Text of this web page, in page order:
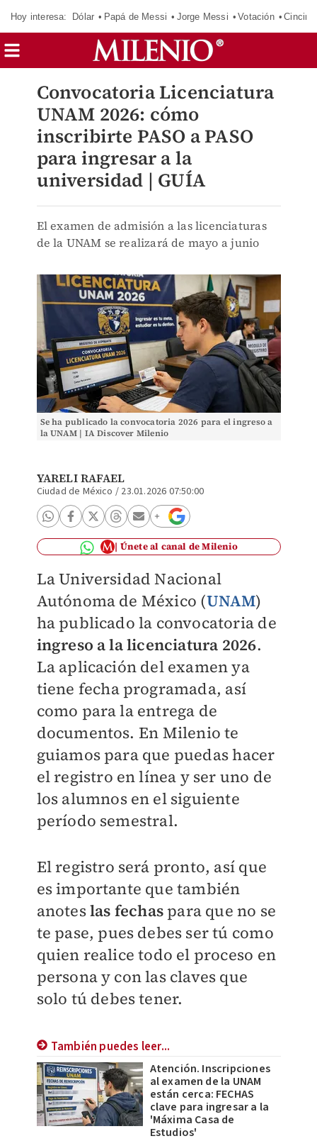
Hoy interesa: Dólar Papá de Messi Jorge Messi Votación
Convocatoria Licenciatura
UNAM 2026: cómo
inscribirte PASO a PASO
para ingresar a la
universidad | GUÍA
El examen de admisión a las licenciaturas
de la UNAM se realizará de mayo a junio
Se ha publicado la convocatoria 2026 para el ingreso a
la UNAM | IA Discover Milenio
YARELI RAFAEL
Ciudad de México / 23.01.2026 07:50:00
Únete al canal de Milenio
La Universidad Nacional
Autónoma de México (UNAM)
ha publicado la convocatoria de
ingreso a la licenciatura 2026.
La aplicación del examen ya
tiene fecha programada, así
como para la entrega de
documentos. En Mileniote
guiamos para que puedas hacer
el registro en línea y ser uno de
los alumnos en el siguiente
período semestral.
El registro será pronto, así que
es importante que también
anoteslas fechaspara que no se
te pase, pues debes ser tú como
quien realice todo el proceso en
persona y con las claves que
solo tú debes tener.
También puedes leer...
Atención. Inscripciones
al examen de la UNAM
están cerca: FECHAS
clave para ingresar a la
'Máxima Casa de
Estudios'